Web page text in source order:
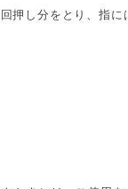
押し分をとり、指に